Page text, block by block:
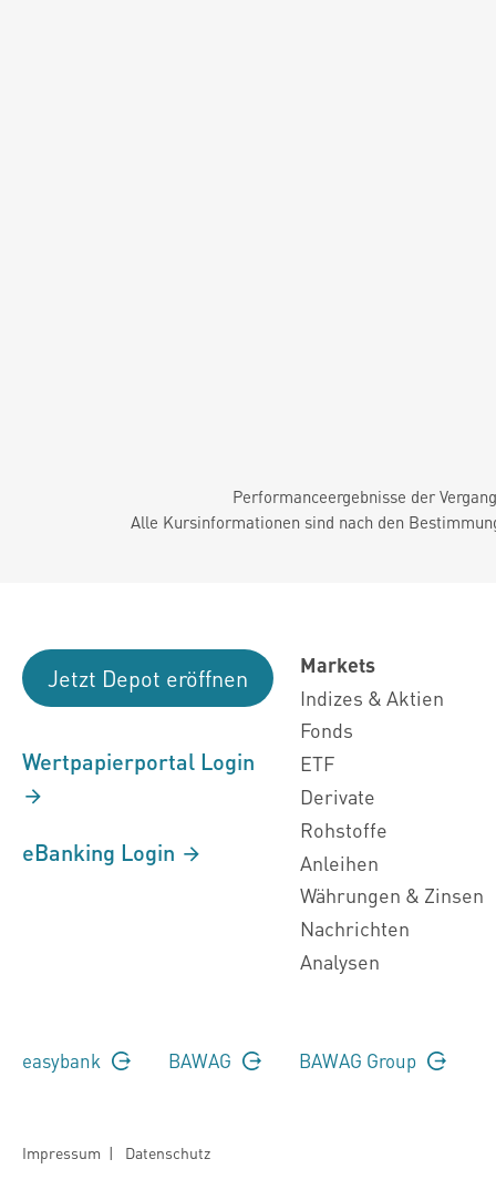
Performanceergebnisse der
Alle Kursinformationen sind nach den
Jetzt Depot eröffnen
Wertpapierportal Login
eBanking Login
Markets
Indizes & Aktien
Fonds
ETF
Derivate
Rohstoffe
Anleihen
Währungen & Zinsen
Nachrichten
Analysen
easybank BAWAG BAWAG Group
Impressum | Datenschutz